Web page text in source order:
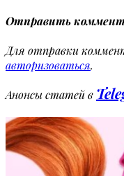
Отправить
Для отправки
авторизоваться.
Анонсы статей в